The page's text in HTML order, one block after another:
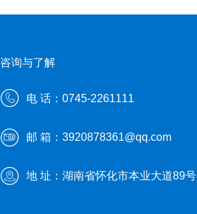
咨询与了解
电 话：0745-2261111
邮 箱：3920878361@qq.com
地 址：湖南省怀化市本业大道89号